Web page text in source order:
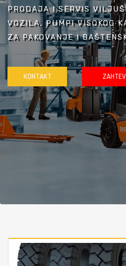
PRODAJA I SERVIS
VOZILA, PUMPI VISOKOG
ZA PAKOVANJE I
KONTAKT